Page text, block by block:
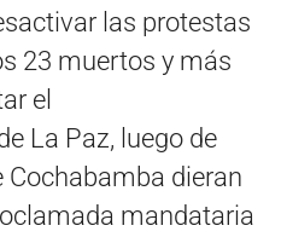
las protestas
23 muertos y más
el
La Paz, luego de
Cochabamba dieran
mandataria